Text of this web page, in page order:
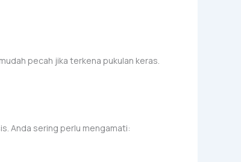
pecah jika terkena pukulan keras.
Anda sering perlu mengamati: